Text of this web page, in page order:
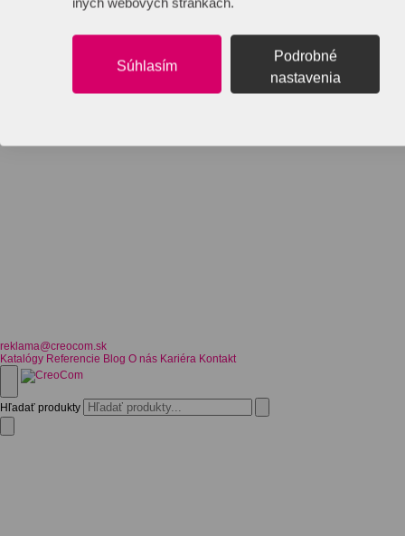
reklama@creocom.sk
Katalógy Referencie Blog O nás Kariéra Kontakt
Hľadať produkty
Súhlasím
Podrobné
nastavenia